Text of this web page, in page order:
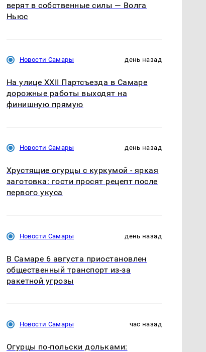
крушение вертолета на
Кавказе: смотреть
были украдены 18
миллионов рублей
верят в собственные силы — Волга
Ньюс
Новости Самары день назад
На улице XXII Партсъезда в Самаре
дорожные работы выходят на
финишную прямую
Новости Самары день назад
Хрустящие огурцы с куркумой - яркая
заготовка: гости просят рецепт после
первого укуса
Новости Самары день назад
В Самаре 6 августа приостановлен
общественный транспорт из-за
ракетной угрозы
Новости Самары час назад
Огурцы по‑польски дольками: